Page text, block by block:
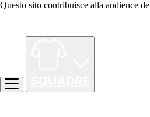
Questo sito contribuisce alla audience de